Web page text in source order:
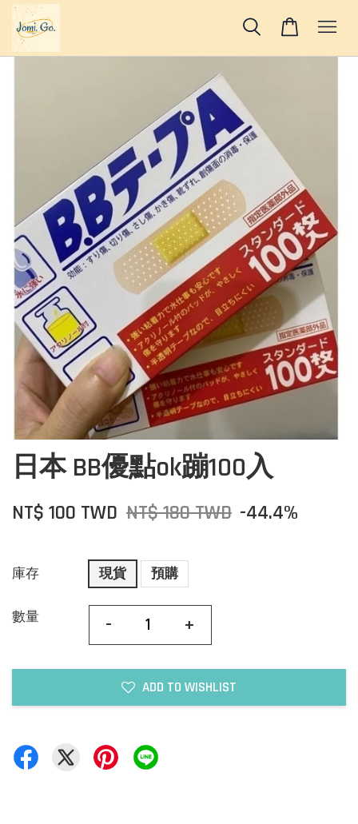
日本 BB優點ok蹦100入
NT$ 100 TWD NT$ 180 TWD -44.4%
庫存 現貨 預購
數量 - +
ADD TO WISHLIST